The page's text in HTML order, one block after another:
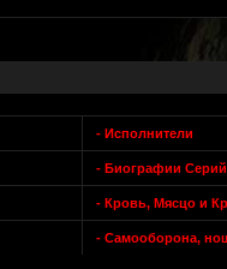
- Исполнители
- Биографии
- Кровь, Мясцо и
- Самооборона,